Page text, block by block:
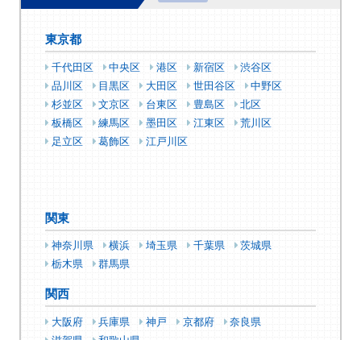
東京都
千代田区 中央区 港区 新宿区
渋谷区
品川区
目黒区 大田区 世田谷区
中野区
杉並区
文京区 台東区 豊島区
北区
板橋区
練馬区 墨田区 江東区
荒川区
足立区
葛飾区 江戸川区
関東
神奈川県 横浜 埼玉県 千葉県
茨城県
栃木県
群馬県
関西
大阪府 兵庫県 神戸 京都府
奈良県